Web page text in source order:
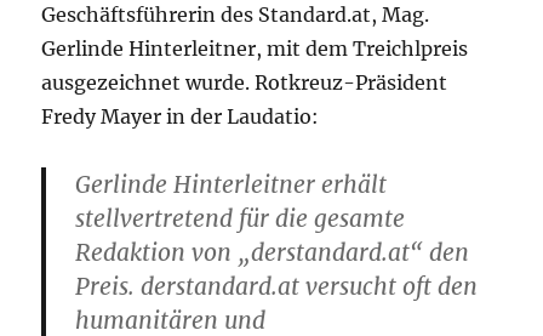
Geschäftsführerin des Standard.at, Mag.
Gerlinde Hinterleitner, mit dem Treichlpreis
ausgezeichnet wurde. Rotkreuz-Präsident
Fredy Mayer in der Laudatio:
Gerlinde Hinterleitner erhält
stellvertretend für die gesamte
Redaktion von „derstandard.at“ den
Preis. derstandard.at versucht oft den
humanitären und